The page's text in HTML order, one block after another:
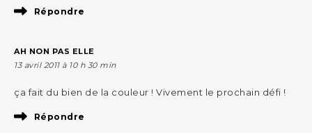
Répondre
AH NON PAS ELLE
13 avril 2011 à 10 h 30 min
ça fait du bien de la couleur ! Vivement le prochain défi !
Répondre